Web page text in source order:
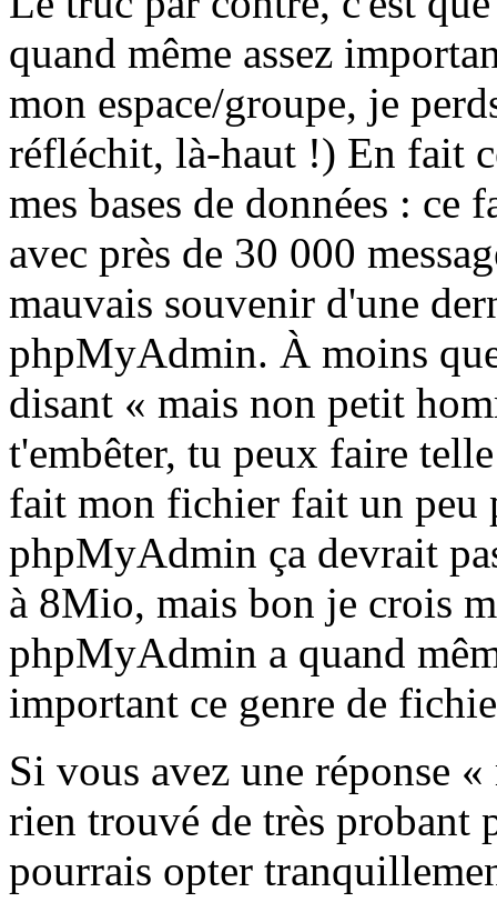
quand même assez
mon espace/groupe, je
réfléchit, là-haut !) En fait
mes bases de données :
avec près de 30 000
mauvais souvenir d'une
phpMyAdmin. À moins
disant « mais non petit
t'embêter, tu peux faire
fait mon fichier fait un peu
phpMyAdmin ça devrait
à 8Mio, mais bon je crois
phpMyAdmin a quand
important ce genre de
Si vous avez une réponse
rien trouvé de très probant
pourrais opter